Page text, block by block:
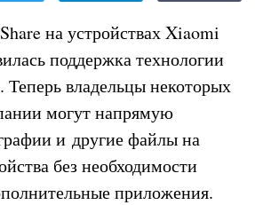
на устройствах Xiaomi
поддержка технологии
владельцы некоторых
могут напрямую
и другие файлы на
без необходимости
приложения.